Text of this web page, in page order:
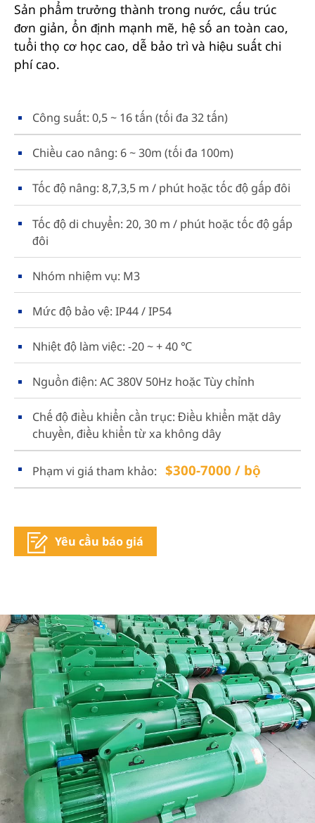
Sản phẩm trưởng thành trong nước, cấu trúc
đơn giản, ổn định mạnh mẽ, hệ số an toàn cao,
tuổi thọ cơ học cao, dễ bảo trì và hiệu suất chi
phí cao.
Công suất: 0,5 ~ 16 tấn (tối đa 32 tấn)
Chiều cao nâng: 6 ~ 30m (tối đa 100m)
Tốc độ nâng: 8,7,3,5 m / phút hoặc tốc độ gấp đôi
Tốc độ di chuyển: 20, 30 m / phút hoặc tốc độ gấp
đôi
Nhóm nhiệm vụ: M3
Mức độ bảo vệ: IP44 / IP54
Nhiệt độ làm việc: -20 ~ + 40 ℃
Nguồn điện: AC 380V 50Hz hoặc Tùy chỉnh
Chế độ điều khiển cần trục: Điều khiển mặt dây
chuyền, điều khiển từ xa không dây
Phạm vi giá tham khảo: $300-7000 / bộ
Yêu cầu báo giá